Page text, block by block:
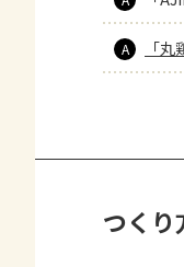
A 「
つくり